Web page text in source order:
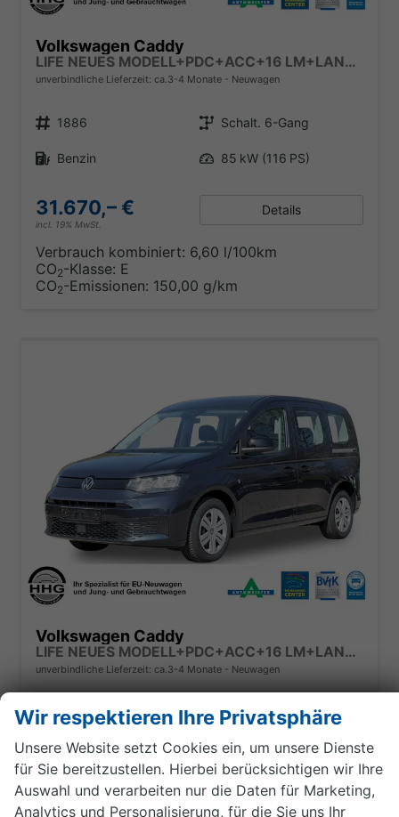
Volkswagen Caddy
LIFE NEUES MODELL+PDC+ACC+16 LM+LANE ASSIST
unverbindliche Lieferzeit: ca.3-4 Monate Neuwagen
Fahrzeugnr. 1886 Getriebe Schalt. 6-Gang
Kraftstoff
Benzin Leistung 85 kW (116 PS)
31.670,– €
incl. 19% MwSt.
Details
Verbrauch kombiniert: 6,60 l/100km
CO2-Klasse: E
CO2-Emissionen: 150,00 g/km
Volkswagen Caddy
LIFE NEUES MODELL+PDC+ACC+16 LM+LANE ASSIST
unverbindliche Lieferzeit: ca.3-4 Monate Neuwagen
1887
Benzin 85 kW (116 PS)
34.020,– €
incl. 19% MwSt.
Details
Wir respektieren Ihre Privatsphäre
Unsere Website setzt Cookies ein, um unsere Dienste
für Sie bereitzustellen. Hierbei berücksichtigen wir Ihre
Auswahl und verarbeiten nur die Daten für Marketing,
Analytics und Personalisierung, für die Sie uns Ihr